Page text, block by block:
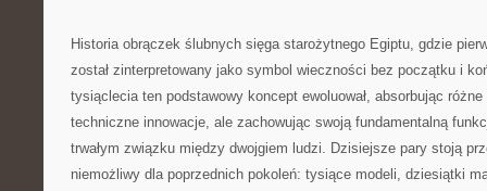
Historia obrączek ślubnych sięga starożytnego Egiptu, gdzie
został zinterpretowany jako symbol wieczności bez początku i
tysiąclecia ten podstawowy koncept ewoluował, absorbując
techniczne innowacje, ale zachowując swoją fundamentalną
trwałym związku między dwojgiem ludzi. Dzisiejsze pary stoją
niemożliwy dla poprzednich pokoleń: tysiące modeli, dziesiątki